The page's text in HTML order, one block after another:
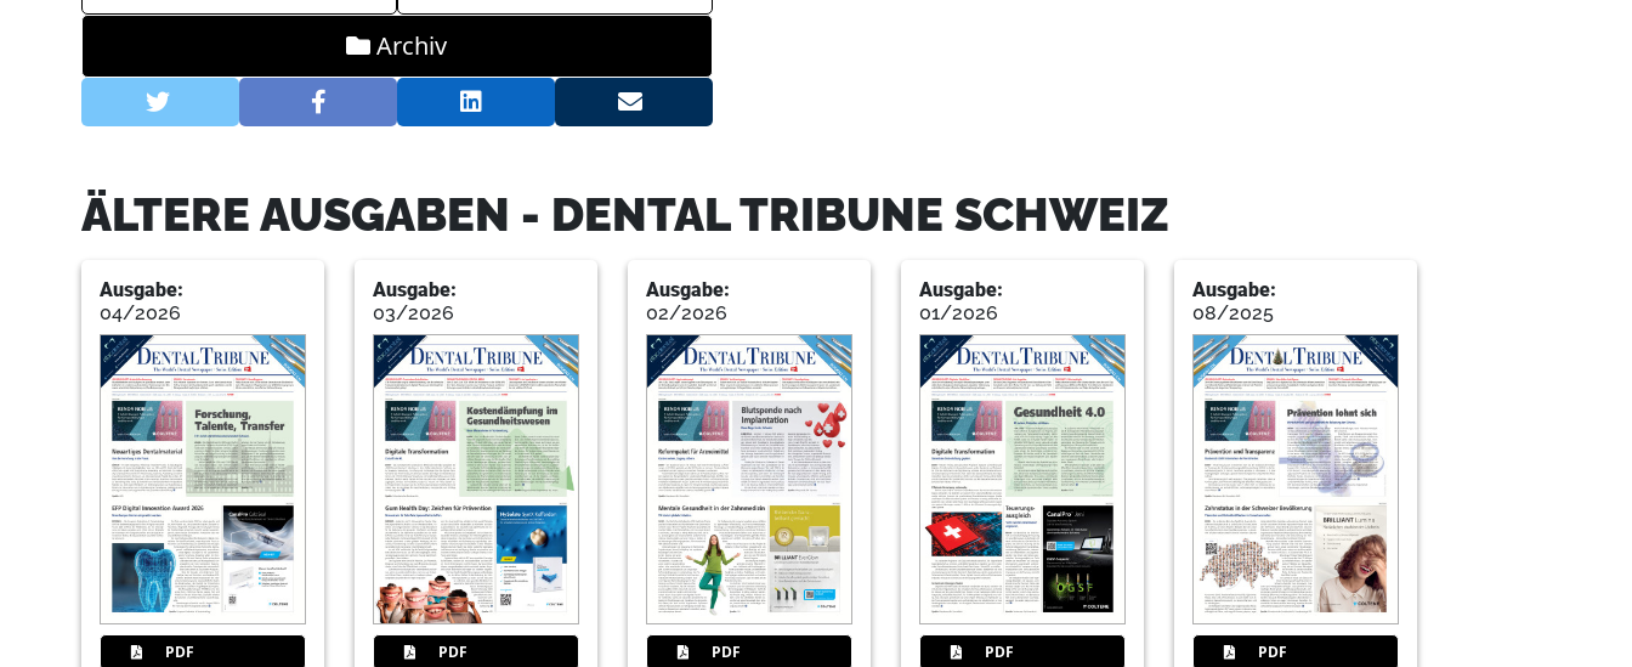
Archiv
Wissenschaft
12Staatsexamen – wie weiter?
Redaktion
13Lausanne im Zeichen der Parodontologie
Redaktion
14Schützenhilfe durch optische, biologische, digitale und metallurgische
ÄLTERE AUSGABEN - DENTAL TRIBUNE SCHWEIZ
Ausgabe:
04/2026
PDF
Ausgabe:
03/2026
PDF
Ausgabe:
02/2026
PDF
Ausgabe:
01/2026
PDF
Ausgabe:
08/2025
PDF